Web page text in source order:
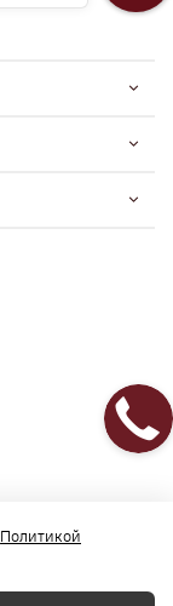
Политикой